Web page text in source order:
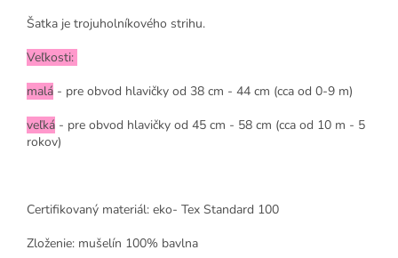
Šatka je trojuholníkového strihu.
Veľkosti:
malá - pre obvod hlavičky od 38 cm - 44 cm (cca od 0-9 m)
veľká - pre obvod hlavičky od 45 cm - 58 cm (cca od 10 m - 5
rokov)
Certifikovaný materiál: eko- Tex Standard 100
Zloženie: mušelín 100% bavlna